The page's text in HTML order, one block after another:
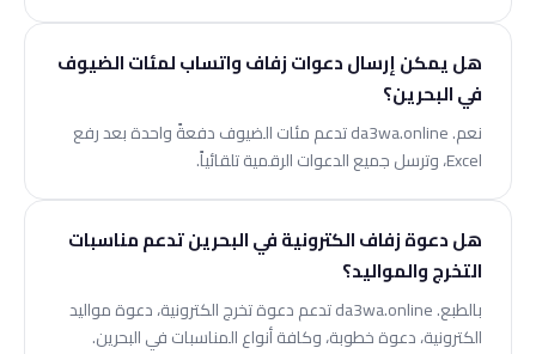
هل يمكن إرسال دعوات زفاف واتساب لمئات الضيوف
في البحرين؟
نعم. da3wa.online تدعم مئات الضيوف دفعةً واحدة بعد رفع
Excel، وترسل جميع الدعوات الرقمية تلقائياً.
هل دعوة زفاف الكترونية في البحرين تدعم مناسبات
التخرج والمواليد؟
بالطبع. da3wa.online تدعم دعوة تخرج الكترونية، دعوة مواليد
الكترونية، دعوة خطوبة، وكافة أنواع المناسبات في البحرين.